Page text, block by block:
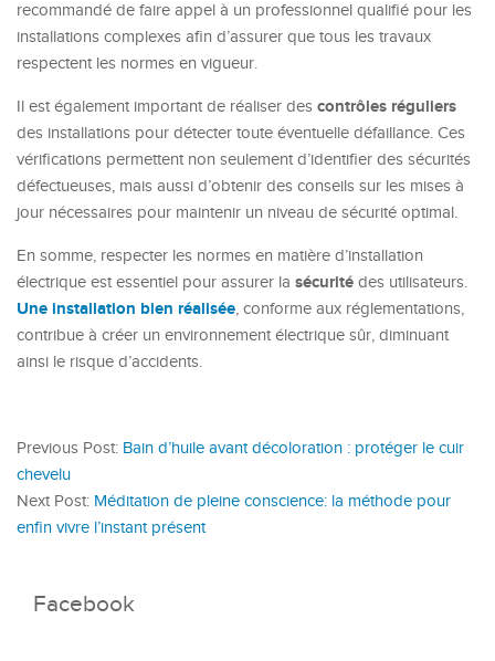
recommandé de faire appel à un professionnel qualifié pour les
installations complexes afin d’assurer que tous les travaux
respectent les normes en vigueur.
Il est également important de réaliser des contrôles réguliers
des installations pour détecter toute éventuelle défaillance. Ces
vérifications permettent non seulement d’identifier des sécurités
défectueuses, mais aussi d’obtenir des conseils sur les mises à
jour nécessaires pour maintenir un niveau de sécurité optimal.
En somme, respecter les normes en matière d’installation
électrique est essentiel pour assurer la sécurité des utilisateurs.
Une installation bien réalisée, conforme aux réglementations,
contribue à créer un environnement électrique sûr, diminuant
ainsi le risque d’accidents.
Previous Post: Bain d’huile avant décoloration : protéger le cuir
chevelu
Next Post: Méditation de pleine conscience: la méthode pour
enfin vivre l’instant présent
Facebook